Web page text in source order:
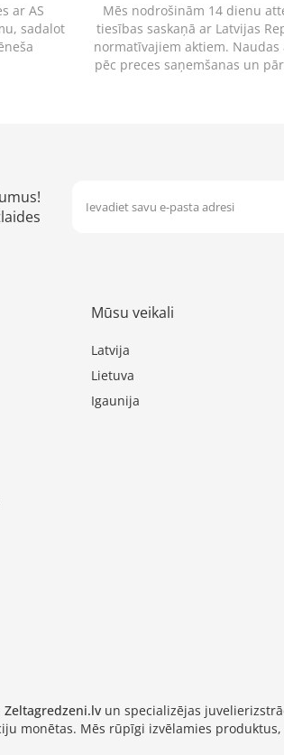
ar AS
sadalot
Mēs nodrošinām 14 dienu
tiesības saskaņā ar Latvijas
normatīvajiem aktiem. Naudas
pēc preces saņemšanas un
Mūsu veikali
Latvija
Lietuva
Igaunija
Zeltagredzeni.lv un specializējas
monētas. Mēs rūpīgi izvēlamies